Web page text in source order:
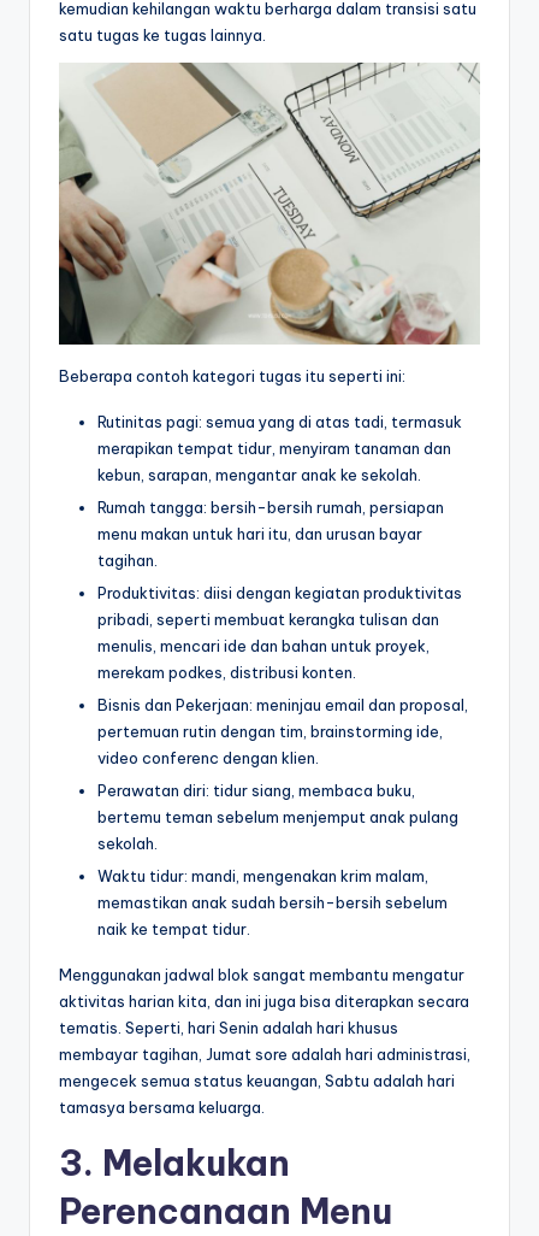
kemudian kehilangan waktu berharga dalam transisi satu
satu tugas ke tugas lainnya.
Beberapa contoh kategori tugas itu seperti ini:
Rutinitas pagi: semua yang di atas tadi, termasuk
merapikan tempat tidur, menyiram tanaman dan
kebun, sarapan, mengantar anak ke sekolah.
Rumah tangga: bersih-bersih rumah, persiapan
menu makan untuk hari itu, dan urusan bayar
tagihan.
Produktivitas: diisi dengan kegiatan produktivitas
pribadi, seperti membuat kerangka tulisan dan
menulis, mencari ide dan bahan untuk proyek,
merekam podkes, distribusi konten.
Bisnis dan Pekerjaan: meninjau email dan proposal,
pertemuan rutin dengan tim, brainstorming ide,
video conferenc dengan klien.
Perawatan diri: tidur siang, membaca buku,
bertemu teman sebelum menjemput anak pulang
sekolah.
Waktu tidur: mandi, mengenakan krim malam,
memastikan anak sudah bersih-bersih sebelum
naik ke tempat tidur.
Menggunakan jadwal blok sangat membantu mengatur
aktivitas harian kita, dan ini juga bisa diterapkan secara
tematis. Seperti, hari Senin adalah hari khusus
membayar tagihan, Jumat sore adalah hari administrasi,
mengecek semua status keuangan, Sabtu adalah hari
tamasya bersama keluarga.
3. Melakukan
Perencanaan Menu